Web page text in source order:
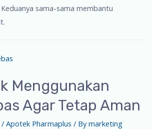
sama-sama membantu
Menggunakan
Agar Tetap Aman
/Apotek Pharmaplus / Bymarketing